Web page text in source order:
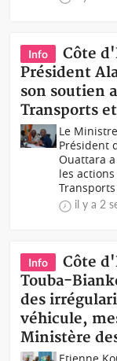
Info
Côte
Président
son soutien
Transports
Le
Président
Ouattara
les
il y a 2
Info
Côte
Touba-
des
véhicule,
Ministère